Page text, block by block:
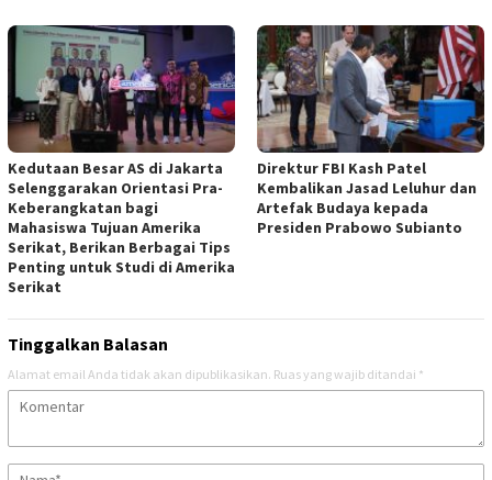
Kedutaan Besar AS di Jakarta
Selenggarakan Orientasi Pra-
Keberangkatan bagi
Mahasiswa Tujuan Amerika
Serikat, Berikan Berbagai Tips
Penting untuk Studi di Amerika
Serikat
Direktur FBI Kash Patel
Kembalikan Jasad Leluhur dan
Artefak Budaya kepada
Presiden Prabowo Subianto
Tinggalkan Balasan
Alamat email Anda tidak akan dipublikasikan. Ruas yang wajib ditandai *